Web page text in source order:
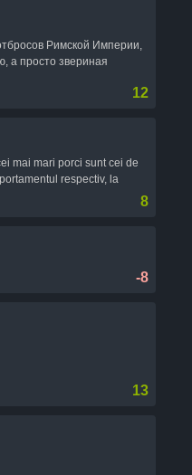
Римской Империи,
а просто звериная
12
mai mari porci sunt cei de
respectiv, la
8
-8
13